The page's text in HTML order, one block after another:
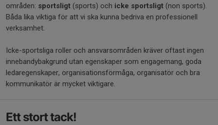
områden: sportsligt (sports) och icke sportsligt (non sports).
Båda lika viktiga för att vi ska kunna bedriva en professionell
verksamhet.
Icke-sportsliga roller och ansvarsområden kräver oftast ingen
innebandybakgrund utan egenskaper som engagemang, goda
ledaregenskaper, organisationsförmåga, organisatör och bra
kommunikatör är mycket viktigare.
Ett stort tack!